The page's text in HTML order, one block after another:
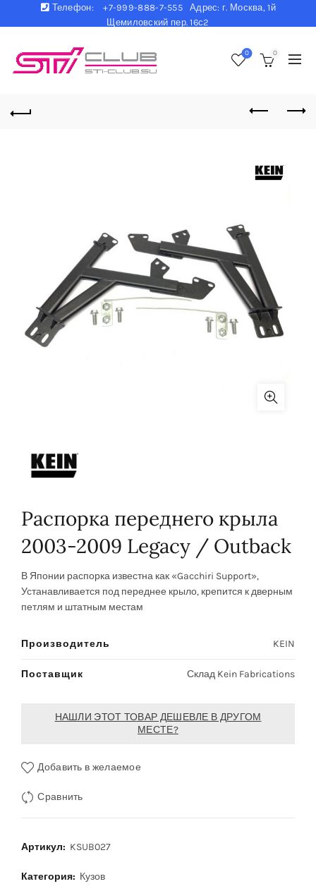
Телефон:
+7-999-888-7-555 Адрес: г. Москва, 1й
Щемиловский пер. 16с2
0 0
Распорка переднего крыла
2003-2009 Legacy / Outback
В Японии распорка известна как «Gacchiri Support»,
Устанавливается под переднее крыло, крепится к дверным
петлям и штатным местам
Производитель KEIN
Поставщик Склад Kein Fabrications
НАШЛИ ЭТОТ ТОВАР ДЕШЕВЛЕ В ДРУГОМ
МЕСТЕ?
Добавить в желаемое
Сравнить
Артикул: KSUB027
Категория: Кузов